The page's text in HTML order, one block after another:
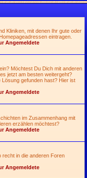
Kliniken, mit denen Ihr gute oder
eintragen.
Angemeldete
Möchtest Du Dich mit anderen
jetzt am besten weitergeht?
gefunden hast? Hier ist
Angemeldete
im Zusammenhang mit
erzählen möchtest?
Angemeldete
recht in die anderen Foren
Angemeldete